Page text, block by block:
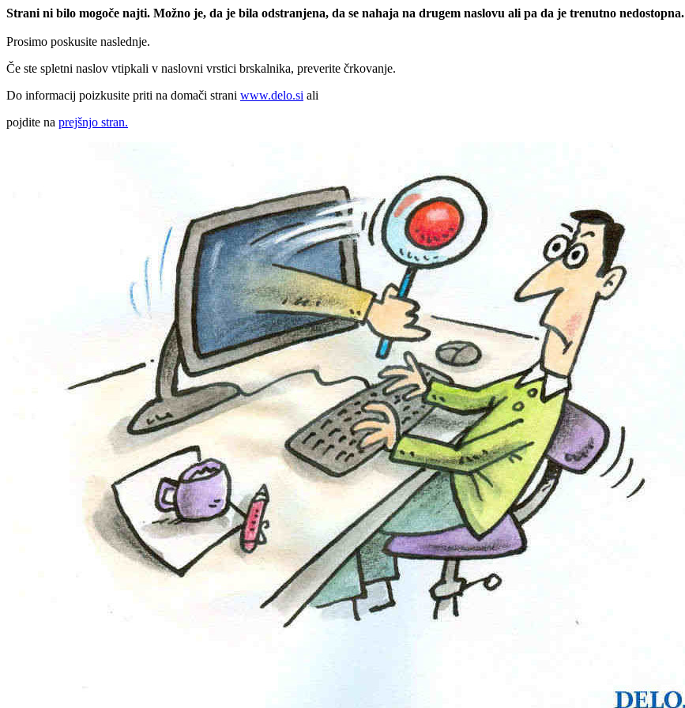
Strani ni bilo mogoče najti. Možno je, da je bila odstranjena, da se nahaja na drugem naslovu ali pa da je trenutno nedostopna.
Prosimo poskusite naslednje.
Če ste spletni naslov vtipkali v naslovni vrstici brskalnika, preverite črkovanje.
Do informacij poizkusite priti na domači strani www.delo.si ali
pojdite na prejšnjo stran.